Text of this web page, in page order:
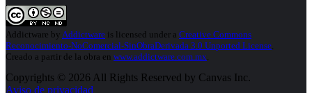
Addictware by Addictware is licensed under a Creative Commons
Reconocimiento-NoComercial-SinObraDerivada 3.0 Unported License
Creado a partir de la obra en www.addictware.com.mx
Copyrights © 2026 All Rights Reserved by Canvas Inc.
Aviso de privacidad